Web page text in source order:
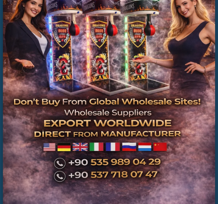
Factory Direct Inflatable Playground Supplier